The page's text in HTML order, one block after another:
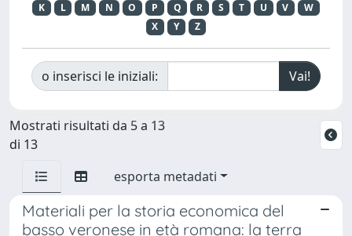
K
L M N O P Q R S T U V
W
X
Y Z
o inserisci le iniziali:
Mostrati risultati da 5 a 13
di 13
esporta metadati
Materiali per la storia economica del
basso veronese in età romana: la terra